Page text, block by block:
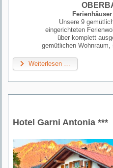
Unsere 9
eingerichteten
über komplett
gemütlichen
Weiterlesen …
Hotel Garni Antonia ***